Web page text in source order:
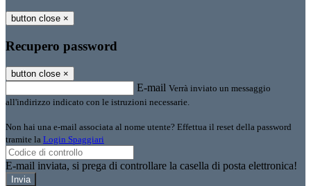
button close ×
Recupero password
button close ×
E-mail Verrà inviato un messaggio
all'indirizzo indicato con le istruzioni necessarie.
Non hai una e-mail associata al nome utente? Effettua il reset della password
tramite la Login Spaggiari
E-mail inviata, si prega di controllare la casella di posta elettronica!